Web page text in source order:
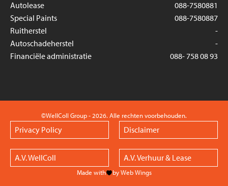
Autolease
088-7580881
Special Paints
088-7580887
Ruitherstel
-
Autoschadeherstel
-
Financiële administratie
088- 758 08 93
©WellColl Group - 2026. Alle rechten voorbehouden.
Privacy Policy Disclaimer
A.V. WellColl A.V. Verhuur & Lease
Made with by Web Wings